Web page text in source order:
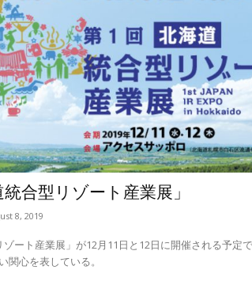
合型リゾート産業展」
8, 2019
ート産業展」が12月11日と12日に開催される予定
関心を表している。